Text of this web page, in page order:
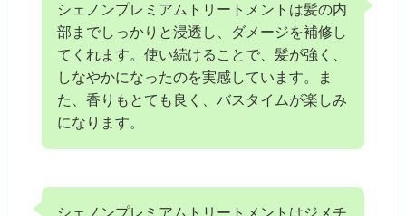
シェノンプレミアムトリートメントは髪の内
部までしっかりと浸透し、ダメージを補修し
てくれます。使い続けることで、髪が強く、
しなやかになったのを実感しています。ま
た、香りもとても良く、バスタイムが楽しみ
になります。
シェノンプレミアムトリートメントはジメチ